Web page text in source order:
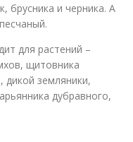
брусника и черника. А
для растений –
щитовника
земляники,
дубравного,